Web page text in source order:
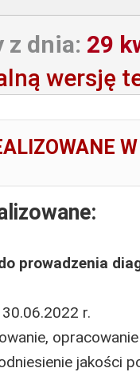
z dnia: 29
wersję
prowadzenia
r.
jakości